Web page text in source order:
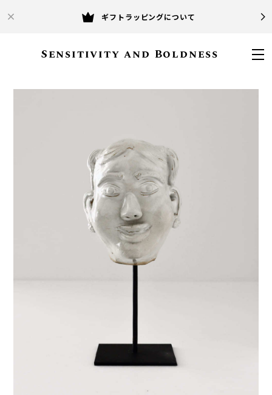
ギフトラッピングについて
Sensitivity and Boldness